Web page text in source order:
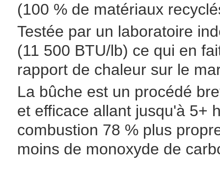
(100 % de matériaux
Testée par un laboratoire
(11 500 BTU/lb) ce qui en
rapport de chaleur sur le
La bûche est un procédé
et efficace allant jusqu'à 5+
combustion 78 % plus
moins de monoxyde de